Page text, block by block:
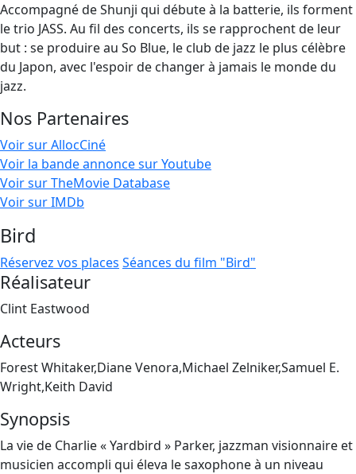
Accompagné de Shunji qui débute à la batterie, ils forment
le trio JASS. Au fil des concerts, ils se rapprochent de leur
but : se produire au So Blue, le club de jazz le plus célèbre
du Japon, avec l'espoir de changer à jamais le monde du
jazz.
Nos Partenaires
Voir sur AllocCiné
Voir la bande annonce sur Youtube
Voir sur TheMovie Database
Voir sur IMDb
Bird
Réservez vos places Séances du film "Bird"
Réalisateur
Clint Eastwood
Acteurs
Forest Whitaker,Diane Venora,Michael Zelniker,Samuel E.
Wright,Keith David
Synopsis
La vie de Charlie « Yardbird » Parker, jazzman visionnaire et
musicien accompli qui éleva le saxophone à un niveau